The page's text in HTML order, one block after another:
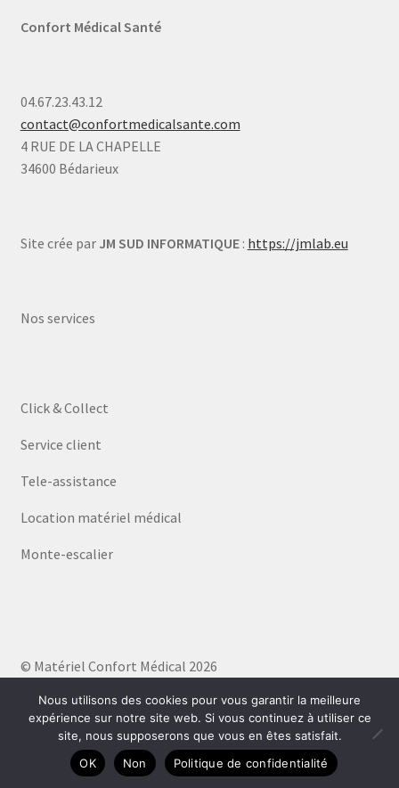
Confort Médical Santé
04.67.23.43.12
contact@confortmedicalsante.com
4 RUE DE LA CHAPELLE
34600 Bédarieux
Site crée par JM SUD INFORMATIQUE: https://jmlab.eu
Nos services
Click & Collect
Service client
Tele-assistance
Location matériel médical
Monte-escalier
© Matériel Confort Médical 2026
Nous utilisons des cookies pour vous garantir la meilleure
expérience sur notre site web. Si vous continuez à utiliser ce
site, nous supposerons que vous en êtes satisfait.
OK
Non Politique de confidentialité